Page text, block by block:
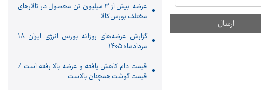
عرضه بیش از ۳ میلیون تن محصول در تالارهای
مختلف بورس کالا
گزارش عرضه‌های روزانه بورس انرژی ایران 18
مردادماه ۱۴۰۵
قیمت دام کاهش یافته و عرضه بالا رفته است /
قیمت گوشت همچنان بالاست